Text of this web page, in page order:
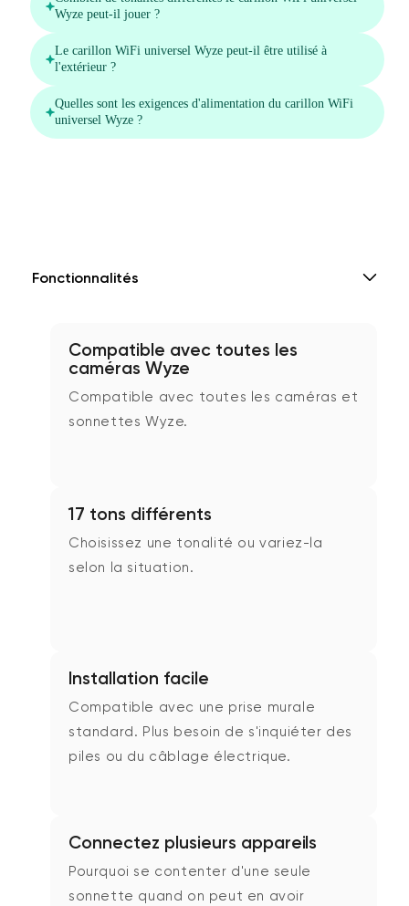
Fonctionnalités
Compatible avec toutes les
caméras Wyze
Compatible avec toutes les caméras et
sonnettes Wyze.
17 tons différents
Choisissez une tonalité ou variez-la
selon la situation.
Installation facile
Compatible avec une prise murale
standard. Plus besoin de s'inquiéter des
piles ou du câblage électrique.
Connectez plusieurs appareils
Pourquoi se contenter d'une seule
sonnette quand on peut en avoir